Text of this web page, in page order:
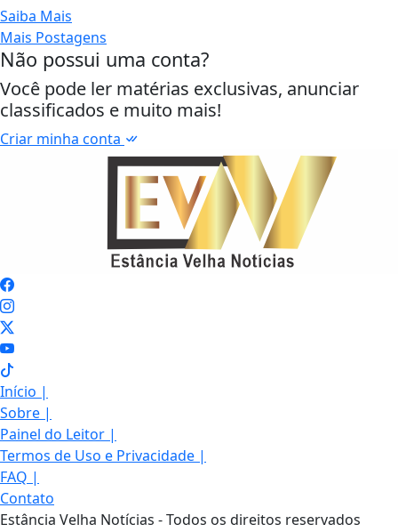
Saiba Mais
Mais Postagens
Não possui uma conta?
Você pode ler matérias exclusivas, anunciar
classificados e muito mais!
Criar minha conta
Início |
Sobre |
Painel do Leitor |
Termos de Uso e Privacidade |
FAQ |
Contato
Estância Velha Notícias - Todos os direitos reservados